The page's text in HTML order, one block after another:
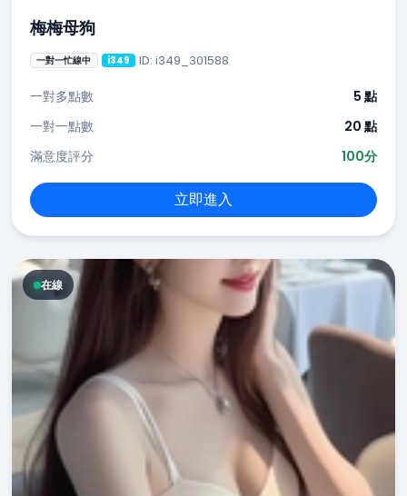
梅梅母狗
一對一忙線中 i349 ID: i349_301588
一對多點數
5 點
一對一點數
20 點
滿意度評分
100分
立即進入
在線